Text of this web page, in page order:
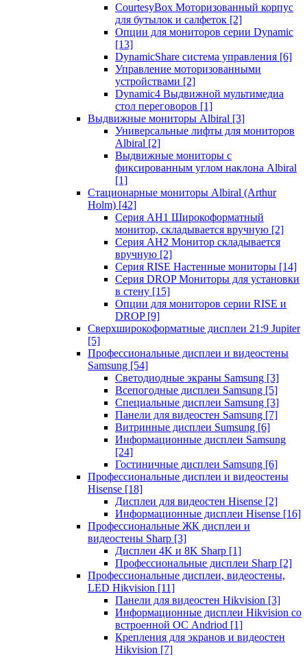
CourtesyBox Моторизованный корпус
для бутылок и салфеток [2]
Опции для мониторов серии Dynamic
[13]
DynamicShare система управления [6]
Управление моторизованными
устройствами [2]
Dynamic4 Выдвижной мультимедиа
стол переговоров [1]
Выдвижные мониторы Albiral [3]
Универсальные лифты для мониторов
Albiral [2]
Выдвижные мониторы с
фиксированным углом наклона Albiral
[1]
Стационарные мониторы Albiral (Arthur
Holm) [42]
Серия AH1 Широкоформатный
монитор, складывается вручную [2]
Серия AH2 Монитор складывается
вручную [2]
Серия RISE Настенные мониторы [14]
Серия DROP Мониторы для установки
в стену [15]
Опции для мониторов серии RISE и
DROP [9]
Сверхширокоформатные дисплеи 21:9 Jupiter
[5]
Профессиональные дисплеи и видеостены
Samsung [54]
Светодиодные экраны Samsung [3]
Всепогодные дисплеи Samsung [5]
Специальные дисплеи Samsung [3]
Панели для видеостен Samsung [7]
Витринные дисплеи Sumsung [6]
Информационные дисплеи Samsung
[24]
Гостиничные дисплеи Samsung [6]
Профессиональные дисплеи и видеостены
Hisense [18]
Дисплеи для видеостен Hisense [2]
Информационные дисплеи Hisense [16]
Профессиональные ЖК дисплеи и
видеостены Sharp [3]
Дисплеи 4K и 8K Sharp [1]
Профессиональные дисплеи Sharp [2]
Профессиональные дисплеи, видеостены,
LED Hikvision [11]
Панели для видеостен Hikvision [3]
Информационные дисплеи Hikvision со
встроенной ОС Andriod [1]
Крепления для экранов и видеостен
Hikvision [7]